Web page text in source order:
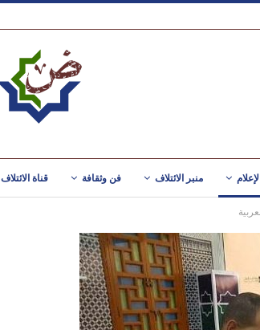
منبر الائتلاف فن وثقافة قناة الائتلاف